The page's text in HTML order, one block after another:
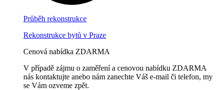
Průběh rekonstrukce
Rekonstrukce bytů v Praze
Cenová nabídka ZDARMA
V případě zájmu o zaměření a cenovou nabídku ZDARMA
nás kontaktujte anebo nám zanechte Váš e-mail či telefon, my
se Vám ozveme zpět.